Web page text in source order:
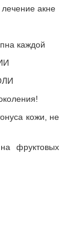
акне
каждой
кожи, не
фруктовых